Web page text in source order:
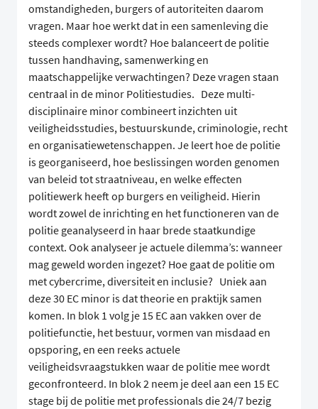
omstandigheden, burgers of autoriteiten daarom
vragen. Maar hoe werkt dat in een samenleving die
steeds complexer wordt? Hoe balanceert de politie
tussen handhaving, samenwerking en
maatschappelijke verwachtingen? Deze vragen staan
centraal in de minor Politiestudies. Deze multi-
disciplinaire minor combineert inzichten uit
veiligheidsstudies, bestuurskunde, criminologie, recht
en organisatiewetenschappen. Je leert hoe de politie
is georganiseerd, hoe beslissingen worden genomen
van beleid tot straatniveau, en welke effecten
politiewerk heeft op burgers en veiligheid. Hierin
wordt zowel de inrichting en het functioneren van de
politie geanalyseerd in haar brede staatkundige
context. Ook analyseer je actuele dilemma’s: wanneer
mag geweld worden ingezet? Hoe gaat de politie om
met cybercrime, diversiteit en inclusie? Uniek aan
deze 30 EC minor is dat theorie en praktijk samen
komen. In blok 1 volg je 15 EC aan vakken over de
politiefunctie, het bestuur, vormen van misdaad en
opsporing, en een reeks actuele
veiligheidsvraagstukken waar de politie mee wordt
geconfronteerd. In blok 2 neem je deel aan een 15 EC
stage bij de politie met professionals die 24/7 bezig